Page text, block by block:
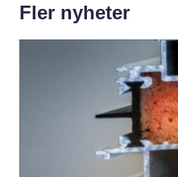
Fler nyheter